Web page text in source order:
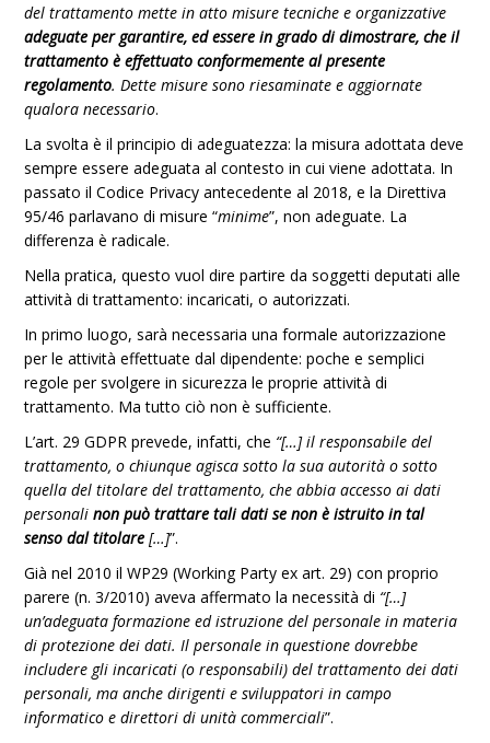
del trattamento mette in atto misure tecniche e organizzative
adeguate per garantire, ed essere in grado di dimostrare, che il
trattamento è effettuato conformemente al presente
regolamento. Dette misure sono riesaminate e aggiornate
qualora necessario.
La svolta è il principio di adeguatezza: la misura adottata deve
sempre essere adeguata al contesto in cui viene adottata. In
passato il Codice Privacy antecedente al 2018, e la Direttiva
95/46 parlavano di misure “minime”, non adeguate. La
differenza è radicale.
Nella pratica, questo vuol dire partire da soggetti deputati alle
attività di trattamento: incaricati, o autorizzati.
In primo luogo, sarà necessaria una formale autorizzazione
per le attività effettuate dal dipendente: poche e semplici
regole per svolgere in sicurezza le proprie attività di
trattamento. Ma tutto ciò non è sufficiente.
L’art. 29 GDPR prevede, infatti, che “[…] il responsabile del
trattamento, o chiunque agisca sotto la sua autorità o sotto
quella del titolare del trattamento, che abbia accesso ai dati
personalinon può trattare tali dati se non è istruito in tal
senso dal titolare […]”.
Già nel 2010 il WP29 (Working Party ex art. 29) con proprio
parere (n. 3/2010) aveva affermato la necessità di “[…]
un’adeguata formazione ed istruzione del personale in materia
di protezione dei dati. Il personale in questione dovrebbe
includere gli incaricati (o responsabili) del trattamento dei dati
personali, ma anche dirigenti e sviluppatori in campo
informatico e direttori di unità commerciali”.